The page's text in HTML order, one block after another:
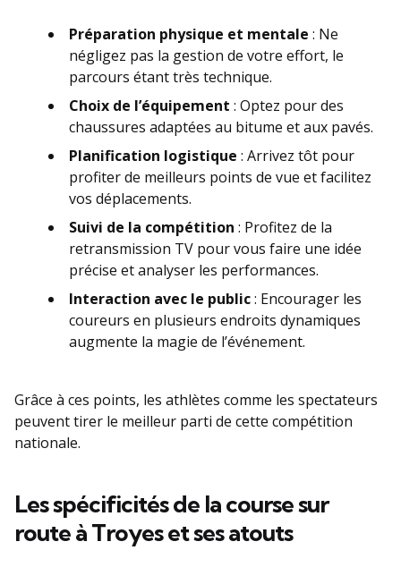
Préparation physique et mentale : Ne
négligez pas la gestion de votre effort, le
parcours étant très technique.
Choix de l’équipement : Optez pour des
chaussures adaptées au bitume et aux pavés.
Planification logistique : Arrivez tôt pour
profiter de meilleurs points de vue et facilitez
vos déplacements.
Suivi de la compétition : Profitez de la
retransmission TV pour vous faire une idée
précise et analyser les performances.
Interaction avec le public: Encourager les
coureurs en plusieurs endroits dynamiques
augmente la magie de l’événement.
Grâce à ces points, les athlètes comme les spectateurs
peuvent tirer le meilleur parti de cette compétition
nationale.
Les spécificités de la course sur
route à Troyes et ses atouts